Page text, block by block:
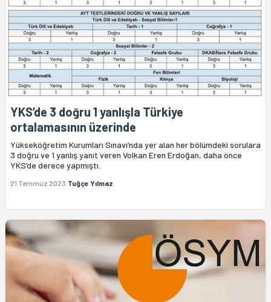
YKS’de 3 doğru 1 yanlışla Türkiye
ortalamasının üzerinde
Yükseköğretim Kurumları Sınavı’nda yer alan her bölümdeki sorulara
3 doğru ve 1 yanlış yanıt veren Volkan Eren Erdoğan, daha önce
YKS’de derece yapmıştı.
21 Temmuz 2023 Tuğçe Yılmaz